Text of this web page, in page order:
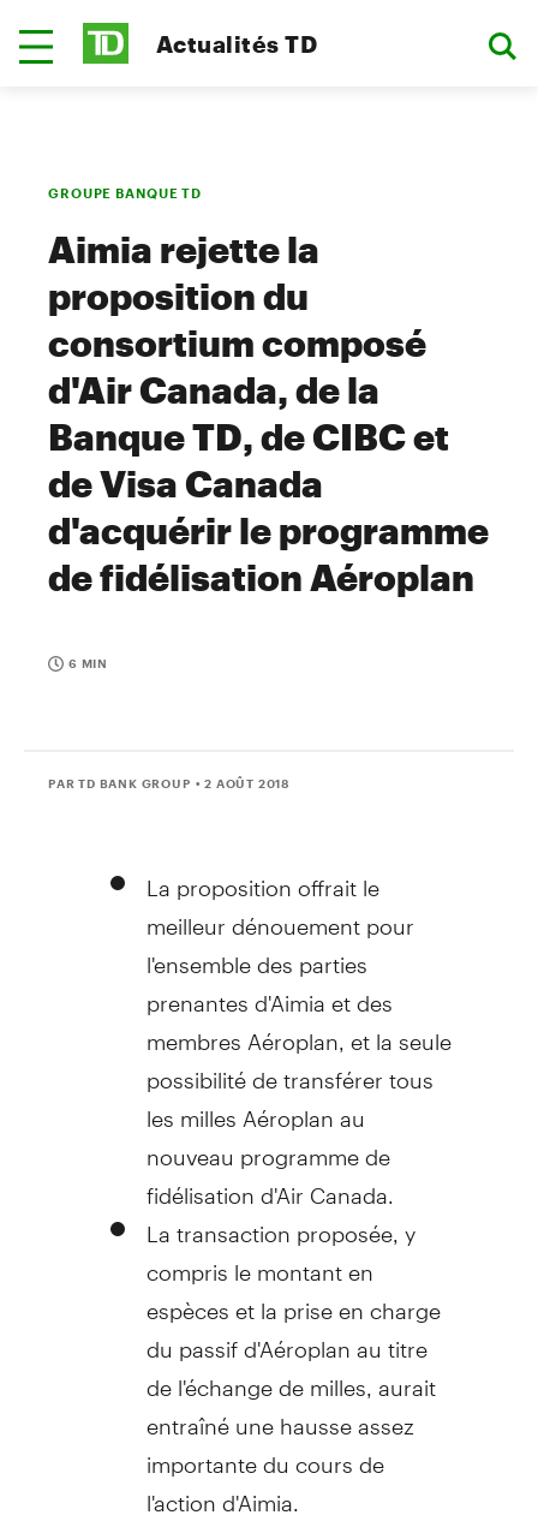
Actualités TD
GROUPE BANQUE TD
Aimia rejette la
proposition du
consortium composé
d'Air Canada, de la
Banque TD, de CIBC et
de Visa Canada
d'acquérir le programme
de fidélisation Aéroplan
6 MIN
PAR TD BANK GROUP • 2 AOÛT 2018
La proposition offrait le
meilleur dénouement pour
l'ensemble des parties
prenantes d'Aimia et des
membres Aéroplan, et la seule
possibilité de transférer tous
les milles Aéroplan au
nouveau programme de
fidélisation d'Air Canada.
La transaction proposée, y
compris le montant en
espèces et la prise en charge
du passif d'Aéroplan au titre
de l'échange de milles, aurait
entraîné une hausse assez
importante du cours de
l'action d'Aimia.